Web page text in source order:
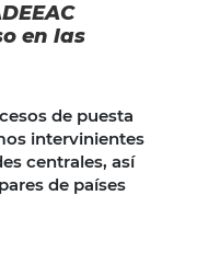
en las
de puesta
intervinientes
centrales, así
de países